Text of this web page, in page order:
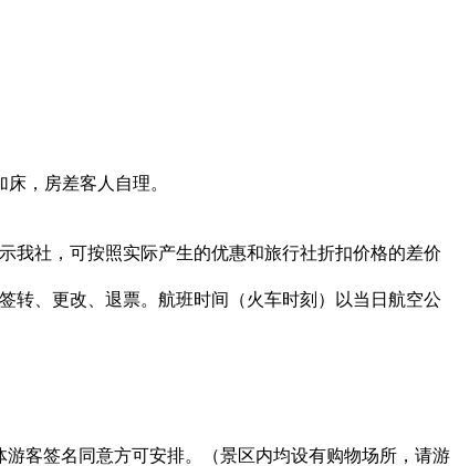
，房差客人自理。
我社，可按照实际产生的优惠和旅行社折扣价格的差价
转、更改、退票。航班时间（火车时刻）以当日航空公
客签名同意方可安排。（景区内均设有购物场所，请游